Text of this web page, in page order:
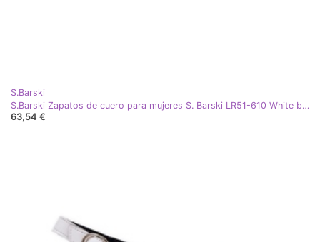
S.Barski
S.Barski Zapatos de cuero para mujeres S. Barski LR51-610 White blanco
63,54 €